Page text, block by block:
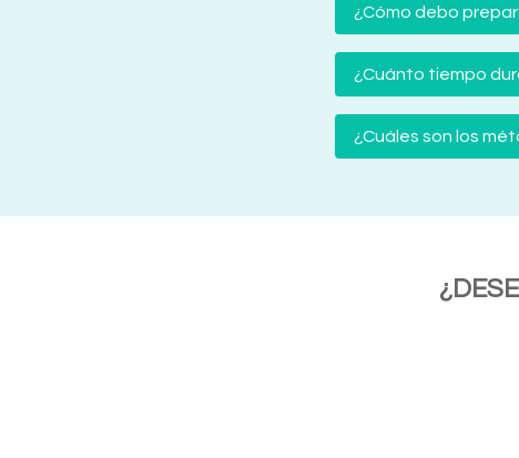
¿Cómo debo
¿Cuánto tiempo
¿Cuáles son los